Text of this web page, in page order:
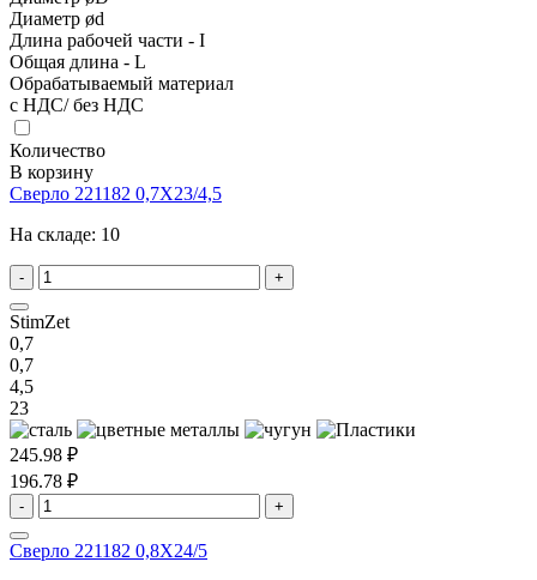
Диаметр ød
Длина рабочей части - I
Общая длина - L
Обрабатываемый материал
с НДС/ без НДС
Количество
В корзину
Сверло 221182 0,7X23/4,5
На складе: 10
- +
StimZet
0,7
0,7
4,5
23
245.98 ₽
196.78 ₽
- +
Сверло 221182 0,8X24/5